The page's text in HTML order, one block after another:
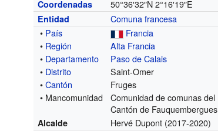
Coordenadas 50°36′32″N 2°16′19″E
Entidad
Comuna francesa
• País
Francia
• Región
Alta Francia
• Departamento
Paso de Calais
• Distrito
Saint-Omer
•Cantón
Fruges
• Mancomunidad
Comunidad de comunas del
Cantón de Fauquembergues
Alcalde Hervé Dupont (2017-2020)